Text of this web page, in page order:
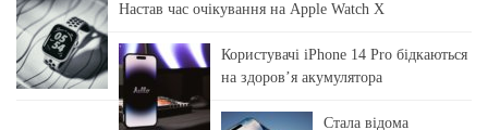
Настав час очікування на Apple Watch X
Користувачі iPhone 14 Pro бідкаються
на здоровʼя акумулятора
Стала відома